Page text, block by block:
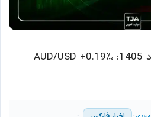
بازار فارکس امروز 17 مرداد 1405: AUD/USD +0.19٪،